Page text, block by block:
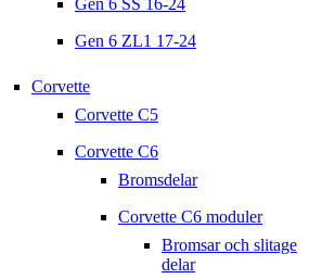
Gen 6 SS 16-24
Gen 6 ZL1 17-24
Corvette
Corvette C5
Corvette C6
Bromsdelar
Corvette C6 moduler
Bromsar och slitage
delar